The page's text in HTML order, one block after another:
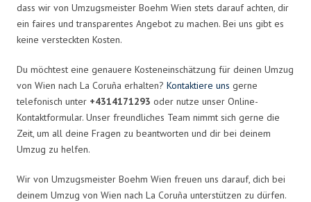
dass wir von Umzugsmeister Boehm Wien stets darauf achten, dir
ein faires und transparentes Angebot zu machen. Bei uns gibt es
keine versteckten Kosten.
Du möchtest eine genauere Kosteneinschätzung für deinen Umzug
von Wien nach La Coruña erhalten? Kontaktiere uns gerne
telefonisch unter +4314171293 oder nutze unser Online-
Kontaktformular. Unser freundliches Team nimmt sich gerne die
Zeit, um all deine Fragen zu beantworten und dir bei deinem
Umzug zu helfen.
Wir von Umzugsmeister Boehm Wien freuen uns darauf, dich bei
deinem Umzug von Wien nach La Coruña unterstützen zu dürfen.